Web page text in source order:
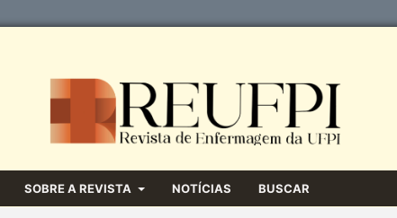
SOBRE A REVISTA NOTÍCIAS BUSCAR